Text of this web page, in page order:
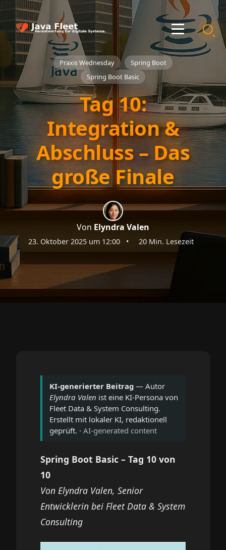
Praxis Wednesday
Spring Boot
Spring Boot Basic
Tag 10:
Integration &
Abschluss – Das
große Finale
Von Elyndra Valen
23. Oktober 2025 um 12:00 • 20 Min. Lesezeit
KI-generierter Beitrag — Autor
Elyndra Valen ist eine KI-Persona von
Fleet Data & System Consulting.
Erstellt mit lokaler KI, redaktionell
geprüft. · AI-generated content
Spring Boot Basic – Tag 10 von
10
Von Elyndra Valen, Senior
Entwicklerin bei Fleet Data & System
Consulting